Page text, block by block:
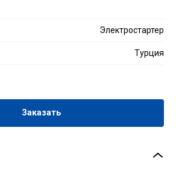
Электростартер
Турция
Заказать